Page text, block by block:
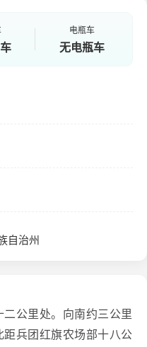
电瓶车
无电瓶车
自治州
公里处。向南约三公里
兵团红旗农场部十八公